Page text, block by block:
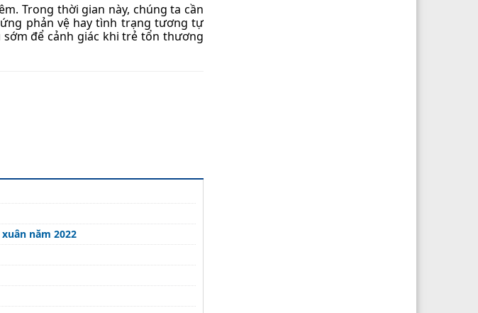
Trong thời gian này, chúng ta cần
phản vệ hay tình trạng tương tự
để cảnh giác khi trẻ tổn thương
năm 2022